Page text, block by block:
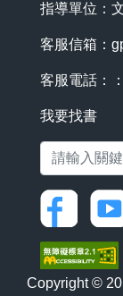
指導單位：
客服信箱：
客服電話：
我要找書
Copyright ©